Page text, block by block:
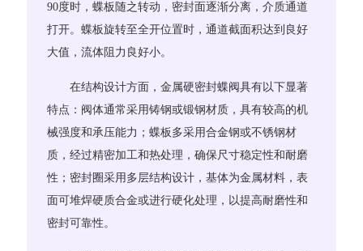
90度时，蝶板随之转动，密封面逐渐分离，介质通道
打开。蝶板旋转至全开位置时，通道截面积达到良好
大值，流体阻力良好小。
在结构设计方面，金属硬密封蝶阀具有以下显著
特点：阀体通常采用铸钢或锻钢材质，具有较高的机
械强度和承压能力；蝶板多采用合金钢或不锈钢材
质，经过精密加工和热处理，确保尺寸稳定性和耐磨
性；密封圈采用多层结构设计，基体为金属材料，表
面可堆焊硬质合金或进行硬化处理，以提高耐磨性和
密封可靠性。